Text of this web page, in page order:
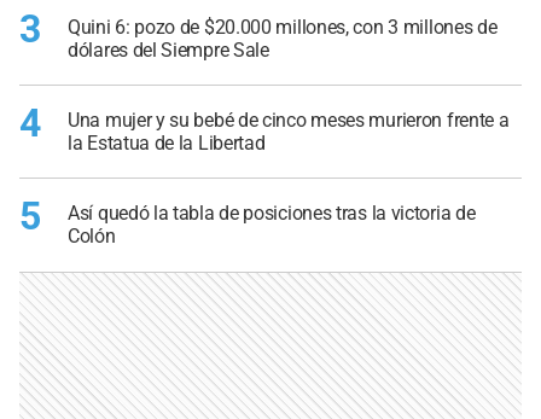
3
Quini 6: pozo de $20.000 millones, con 3 millones de
dólares del Siempre Sale
4
Una mujer y su bebé de cinco meses murieron frente a
la Estatua de la Libertad
5
Así quedó la tabla de posiciones tras la victoria de
Colón